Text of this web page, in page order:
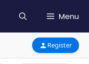
Menu
Register